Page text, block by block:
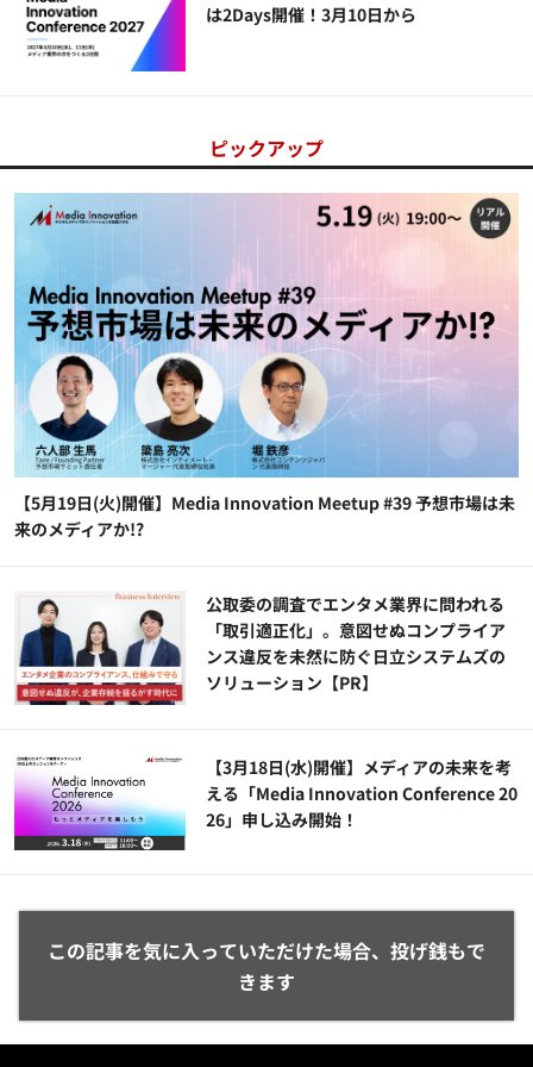
は2Days開催！3月10日から
ピックアップ
【5月19日(火)開催】Media Innovation Meetup #39 予想市場は未
来のメディアか!?
公​​取委の調査でエンタメ業界に問われる
「取引適正化」。意図せぬコンプライア
ンス違反を未然に防ぐ日立システムズの
ソリューション​【PR】
【3月18日(水)開催】メディアの未来を考
える「Media Innovation Conference 20
26」申し込み開始！
この記事を気に入っていただけた場合、投げ銭もで
きます